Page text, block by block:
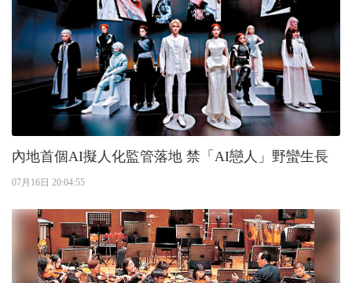
內地首個AI擬人化監管落地 禁「AI戀人」野蠻生長
07月16日 20:04:55